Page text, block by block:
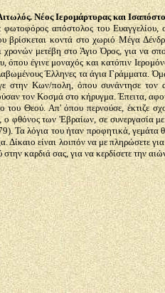
Νέος Ιερομάρτυρας και
απόστολος του Ευαγγελίου,
βρίσκεται κοντά στο χωριό Μέγα
χρονών μετέβη στο Άγιο Όρος, για να
έγινε μοναχός και κατόπιν
Έλληνες τα άγια Γράμματα.
στην Κων/πολη, όπου συνάντησε τον
τον Κοσμά στο κήρυγμα. Έπειτα,
του Θεού. Απ' όπου περνούσε, έκτιζε
ο φθόνος των 'Εβραίων, σε συνεργασία
Τα λόγια του ήταν προφητικά,
Δίκαιο είναι λοιπόν να με
στην καρδιά σας, για να κερδίσετε την